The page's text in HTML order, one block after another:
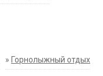
» Горнолыжный отдых